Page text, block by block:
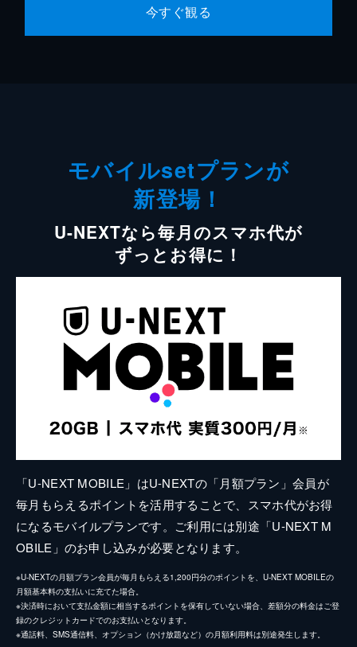
今すぐ観る
モバイルsetプランが
新登場！
U-NEXTなら毎月のスマホ代が
ずっとお得に！
「U-NEXT MOBILE」はU-NEXTの「月額プラン」会員が
毎月もらえるポイントを活用することで、スマホ代がお得
になるモバイルプランです。ご利用には別途「U-NEXT M
OBILE」のお申し込みが必要となります。
※U-NEXTの月額プラン会員が毎月もらえる1,200円分のポイントを、U-NEXT MOBILEの
月額基本料の支払いに充てた場合。
※決済時において支払金額に相当するポイントを保有していない場合、差額分の料金はご登
録のクレジットカードでのお支払いとなります。
※通話料、SMS通信料、オプション（かけ放題など）の月額利用料は別途発生します。